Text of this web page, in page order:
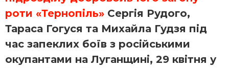
роти «Тернопіль» Сергія Рудого,
Тараса Гогуся та Михайла Гудзя під
час запеклих боїв з російськими
окупантами на Луганщині, 29 квітня у